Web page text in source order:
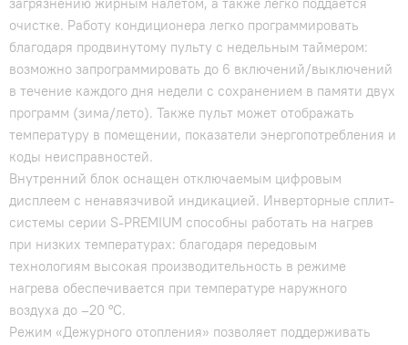
очистке. Работу кондиционера легко программировать
благодаря продвинутому пульту с недельным таймером:
возможно запрограммировать до 6 включений/выключений
в течение каждого дня недели с сохранением в памяти двух
программ (зима/лето). Также пульт может отображать
температуру в помещении, показатели энергопотребления и
коды неисправностей.
Внутренний блок оснащен отключаемым цифровым
дисплеем с ненавязчивой индикацией. Инверторные сплит-
системы серии S-PREMIUM способны работать на нагрев
при низких температурах: благодаря передовым
технологиям высокая производительность в режиме
нагрева обеспечивается при температуре наружного
воздуха до –20 °C.
Режим «Дежурного отопления» позволяет поддерживать